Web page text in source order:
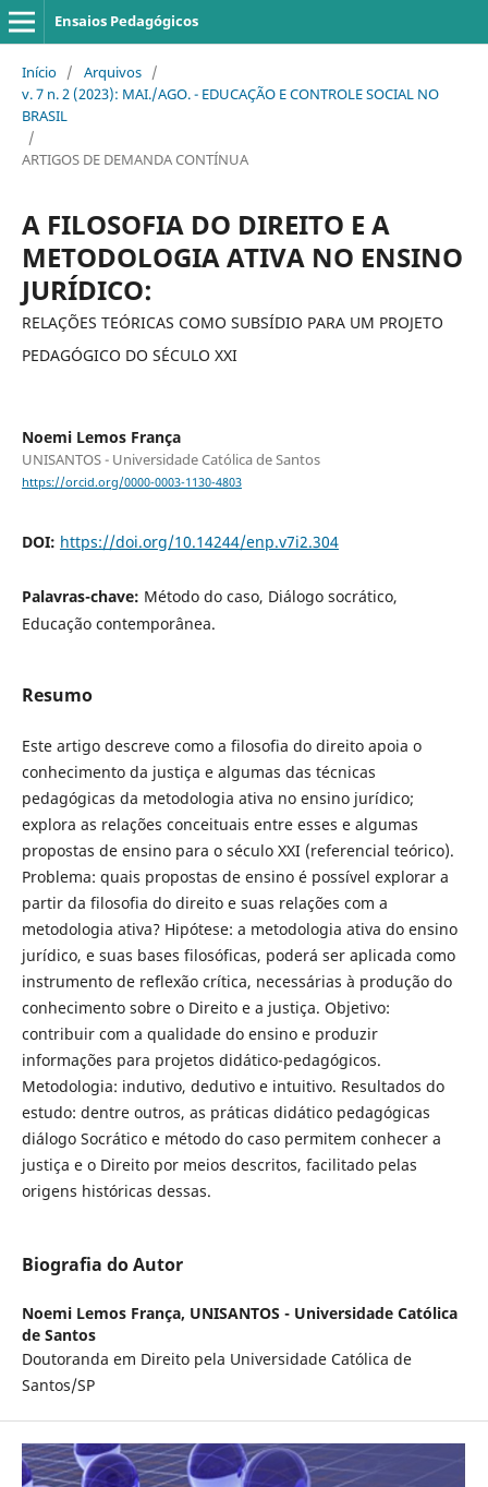
Ensaios Pedagógicos
Início / Arquivos /
v. 7 n. 2 (2023): MAI./AGO. - EDUCAÇÃO E CONTROLE SOCIAL NO
BRASIL
/
ARTIGOS DE DEMANDA CONTÍNUA
A FILOSOFIA DO DIREITO E A
METODOLOGIA ATIVA NO ENSINO
JURÍDICO:
RELAÇÕES TEÓRICAS COMO SUBSÍDIO PARA UM PROJETO
PEDAGÓGICO DO SÉCULO XXI
Noemi Lemos França
UNISANTOS - Universidade Católica de Santos
https://orcid.org/0000-0003-1130-4803
DOI: https://doi.org/10.14244/enp.v7i2.304
Palavras-chave: Método do caso, Diálogo socrático,
Educação contemporânea.
Resumo
Este artigo descreve como a filosofia do direito apoia o
conhecimento da justiça e algumas das técnicas
pedagógicas da metodologia ativa no ensino jurídico;
explora as relações conceituais entre esses e algumas
propostas de ensino para o século XXI (referencial teórico).
Problema: quais propostas de ensino é possível explorar a
partir da filosofia do direito e suas relações com a
metodologia ativa? Hipótese: a metodologia ativa do ensino
jurídico, e suas bases filosóficas, poderá ser aplicada como
instrumento de reflexão crítica, necessárias à produção do
conhecimento sobre o Direito e a justiça. Objetivo:
contribuir com a qualidade do ensino e produzir
informações para projetos didático-pedagógicos.
Metodologia: indutivo, dedutivo e intuitivo. Resultados do
estudo: dentre outros, as práticas didático pedagógicas
diálogo Socrático e método do caso permitem conhecer a
justiça e o Direito por meios descritos, facilitado pelas
origens históricas dessas.
Biografia do Autor
Noemi Lemos França, UNISANTOS - Universidade Católica
de Santos
Doutoranda em Direito pela Universidade Católica de
Santos/SP